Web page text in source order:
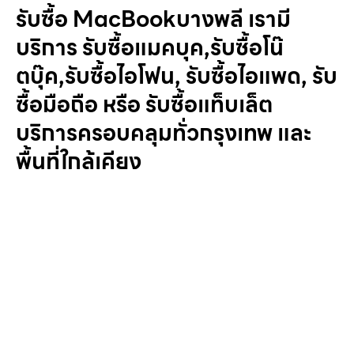
รับซื้อ MacBookบางพลี เรามี
บริการ รับซื้อแมคบุค,รับซื้อโน๊
ตบุ๊ค,รับซื้อไอโฟน, รับซื้อไอแพด, รับ
ซื้อมือถือ หรือ รับซื้อแท็บเล็ต
บริการครอบคลุมทั่วกรุงเทพ และ
พื้นที่ใกล้เคียง